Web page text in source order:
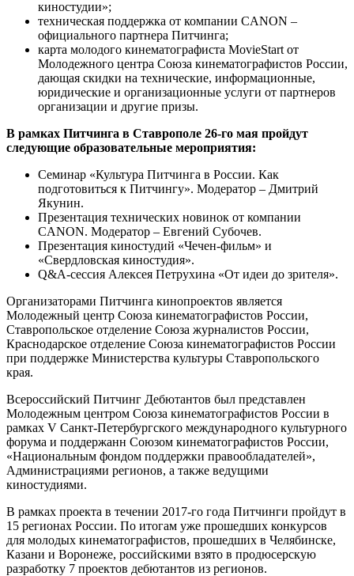
киностудии»;
техническая поддержка от компании CANON –
официального партнера Питчинга;
карта молодого кинематографиста MovieStart от
Молодежного центра Союза кинематографистов России,
дающая скидки на технические, информационные,
юридические и организационные услуги от партнеров
организации и другие призы.
В рамках Питчинга в Ставрополе 26-го мая пройдут
следующие образовательные мероприятия:
Семинар «Культура Питчинга в России. Как
подготовиться к Питчингу». Модератор – Дмитрий
Якунин.
Презентация технических новинок от компании
CANON. Модератор – Евгений Субочев.
Презентация киностудий «Чечен-фильм» и
«Свердловская киностудия».
Q&A-сессия Алексея Петрухина «От идеи до зрителя».
Организаторами Питчинга кинопроектов является
Молодежный центр Союза кинематографистов России,
Ставропольское отделение Союза журналистов России,
Краснодарское отделение Союза кинематографистов России
при поддержке Министерства культуры Ставропольского
края.
Всероссийский Питчинг Дебютантов был представлен
Молодежным центром Союза кинематографистов России в
рамках V Санкт-Петербургского международного культурного
форума и поддержанн Союзом кинематографистов России,
«Национальным фондом поддержки правообладателей»,
Администрациями регионов, а также ведущими
киностудиями.
В рамках проекта в течении 2017-го года Питчинги пройдут в
15 регионах России. По итогам уже прошедших конкурсов
для молодых кинематографистов, прошедших в Челябинске,
Казани и Воронеже, российскими взято в продюсерскую
разработку 7 проектов дебютантов из регионов.